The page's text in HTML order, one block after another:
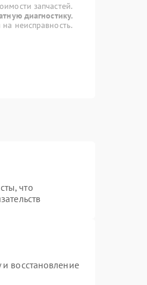
запчастей.
диагностику.
неисправность.
что
восстановление